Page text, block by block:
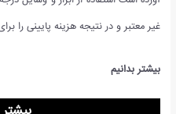
غیر معتبر و در نتیجه هزینه پایینی را
بیشتر بدانیم